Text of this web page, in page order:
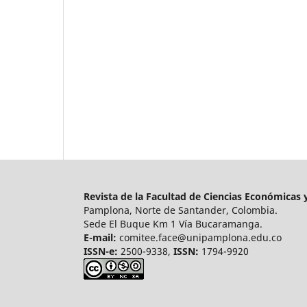
Revista de la Facultad de Ciencias Económicas
Pamplona, Norte de Santander, Colombia.
Sede El Buque Km 1 Vía Bucaramanga.
E-mail: comitee.face@unipamplona.edu.co
ISSN-e: 2500-9338, ISSN: 1794-9920